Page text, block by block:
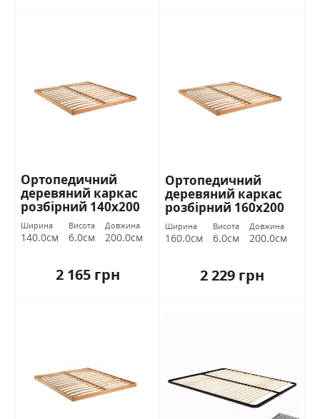
Ортопедичний
деревяний каркас
розбірний 140х200
Міромарк
Ширина
140.0см
Висота
6.0см
Довжина
200.0см
2 165 грн
Ортопедичний
деревяний каркас
розбірний 160х200
Міромарк
Ширина
160.0см
Висота
6.0см
Довжина
200.0см
2 229 грн